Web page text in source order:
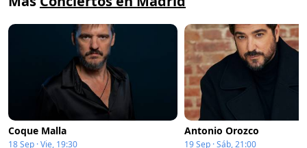
Coque Malla
18 Sep · Vie, 19:30
Antonio Orozco
19 Sep · Sáb, 21:00